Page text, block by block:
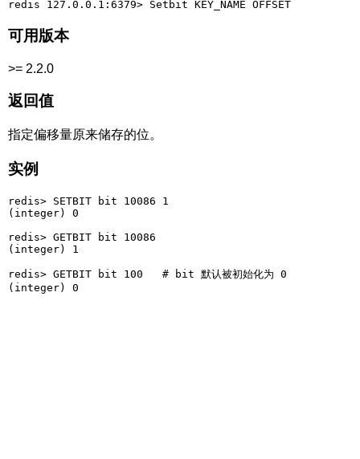
可用版本
>= 2.2.0
返回值
指定偏移量原来储存的位。
实例
redis> SETBIT bit 10086 1
(integer) 0
redis> GETBIT bit 10086
(integer) 1
redis> GETBIT bit 100   # bit 默认被初始化为 0